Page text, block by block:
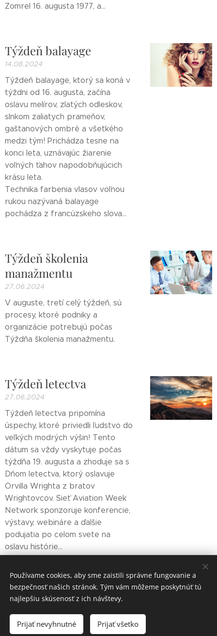
Zomrel 16. augusta 1977, a...
Týždeň balayage
14.08.2024
Týždeň balayage, ktorý sa koná v
týždni od 16. augusta, začína
oslavu melírov, zlatých odleskov,
slnkom zaliatych prameňov,
gaštanových ombré a všetkého
medzi tým! Prichádza tesne na
konci leta, uznávajúc žiarenie
voľných ťahov napodobňujúcich
krásu leta.
Technika farbenia vlasov voľnou
rukou nazývaná balayage
pochádza z francúzskeho slova...
Týždeň školenia
manažmentu
27.06.2024
V auguste, tretí celý týždeň, sú
procesy, ktoré podniky a
organizácie potrebujú počas
Týždňa školenia manažmentu.
Týždeň letectva
27.06.2024
Týždeň letectva pripomína
úspechy, ktoré priviedli ľudstvo do
veľkých modrých výšin! Tento
dátum sa vždy vyskytuje počas
týždňa 19. augusta a zhoduje sa s
Dňom letectva, ktorý oslavuje
Orvilla Wrighta z bratov
Wrightovcov. Sieť Aviation Week
Network sponzoruje konferencie,
výstavy, webináre a ďalšie
podujatia po celom svete na
oslavu histórie...
Rabekka Art s.r.o.
Vytvorené službouWebnode
Používame cookies, aby sme zaistili správne fungovanie a
bezpečnosť našich stránok. Tým vám môžeme poskytnúť tú
najlepšiu skúsenosť z ich návštevy.
Prijať nevyhnutné Prijať všetko